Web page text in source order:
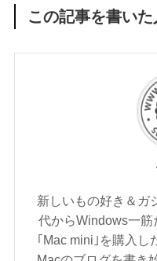
この記事を書いた
新しいもの好き＆ガ
代からWindows一筋
｢Mac mini｣を購入し